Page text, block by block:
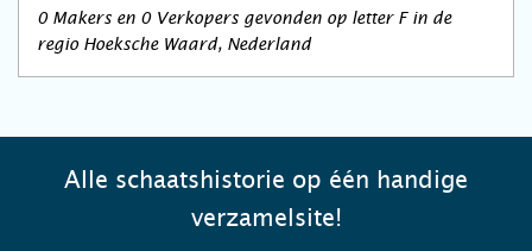
0 Makers en 0 Verkopers gevonden op letter F in de
regio Hoeksche Waard, Nederland
Alle schaatshistorie op één handige
verzamelsite!